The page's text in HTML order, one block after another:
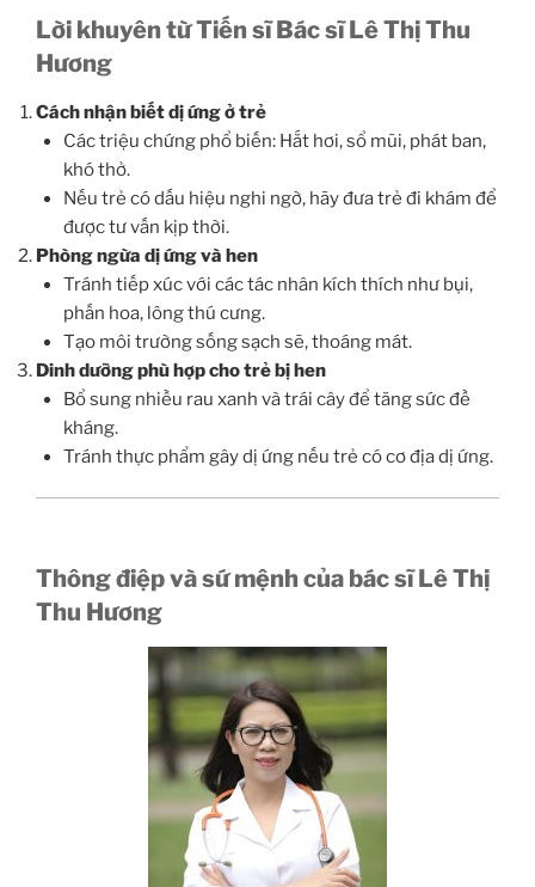
Lời khuyên từ Tiến sĩ Bác sĩ Lê Thị Thu
Hương
Cách nhận biết dị ứng ở trẻ
Các triệu chứng phổ biến: Hắt hơi, sổ mũi, phát ban,
khó thở.
Nếu trẻ có dấu hiệu nghi ngờ, hãy đưa trẻ đi khám để
được tư vấn kịp thời.
Phòng ngừa dị ứng và hen
Tránh tiếp xúc với các tác nhân kích thích như bụi,
phấn hoa, lông thú cưng.
Tạo môi trường sống sạch sẽ, thoáng mát.
Dinh dưỡng phù hợp cho trẻ bị hen
Bổ sung nhiều rau xanh và trái cây để tăng sức đề
kháng.
Tránh thực phẩm gây dị ứng nếu trẻ có cơ địa dị ứng.
Thông điệp và sứ mệnh của bác sĩ Lê Thị
Thu Hương